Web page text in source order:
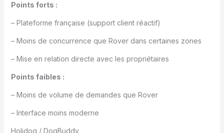
Points forts :
– Plateforme française (support client réactif)
– Moins de concurrence que Rover dans certaines zones
– Mise en relation directe avec les propriétaires
Points faibles :
– Moins de volume de demandes que Rover
– Interface moins moderne
Holidog / DogBuddy